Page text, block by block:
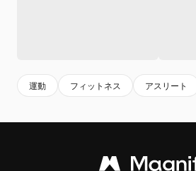
運動 フィットネス アスリート